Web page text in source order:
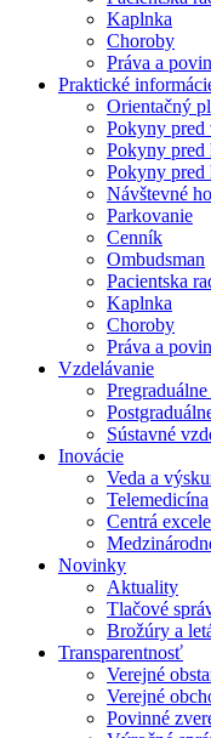
Kaplnka
Choroby
Práva a
Praktické
Orientačný
Pokyny pred
Pokyny pred
Pokyny pred
Návštevné
Parkovanie
Cenník
Ombudsman
Pacientska
Kaplnka
Choroby
Práva a
Vzdelávanie
Sústavné
Inovácie
Veda a
Telemedicína
Centrá
Novinky
Aktuality
Tlačové
Brožúry a
Transparentnosť
Verejné
Verejné
Povinné